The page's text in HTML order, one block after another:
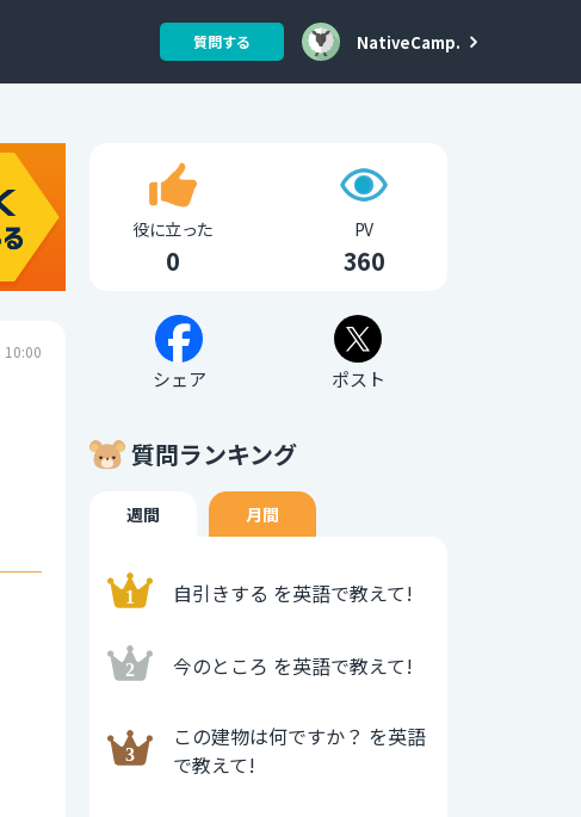
質問する NativeCamp.
役に立った
0
PV
360
シェア ポスト
質問ランキング
週間 月間
自引きする を英語で教えて!
今のところ を英語で教えて!
この建物は何ですか？ を英語
で教えて!